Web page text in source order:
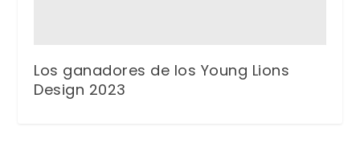
Los ganadores de los Young Lions
Design 2023